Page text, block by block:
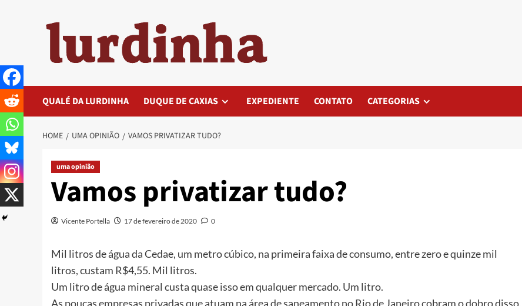
QUALÉ DA LURDINHA DUQUE DE CAXIAS EXPEDIENTE CONTATO CATEGORIAS
HOME UMA OPINIÃO VAMOS PRIVATIZAR TUDO?
uma opinião
Vamos privatizar tudo?
Vicente Portella 17 de fevereiro de 2020 0
Mil litros de água da Cedae, um metro cúbico, na primeira faixa de consumo, entre zero e quinze mil
litros, custam R$4,55. Mil litros.
Um litro de água mineral custa quase isso em qualquer mercado. Um litro.
As poucas empresas privadas que atuam na área de saneamento no Rio de Janeiro cobram o dobro disso,